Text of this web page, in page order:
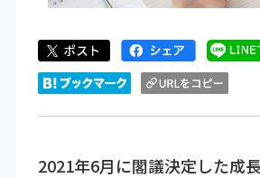
2021年6月に閣議決定した成